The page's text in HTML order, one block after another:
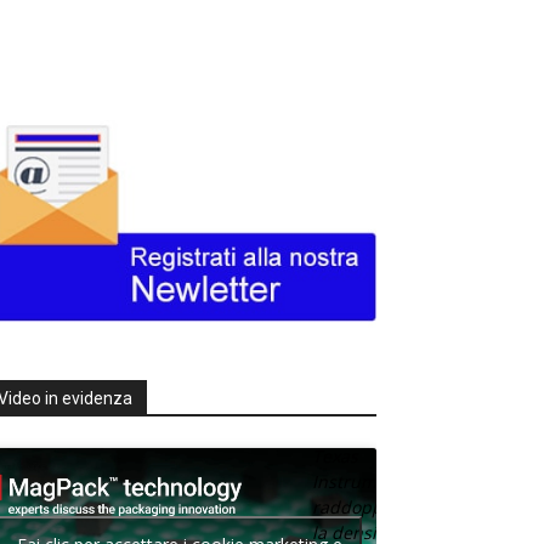
in evidenza
Texas
raddoppia
la densità